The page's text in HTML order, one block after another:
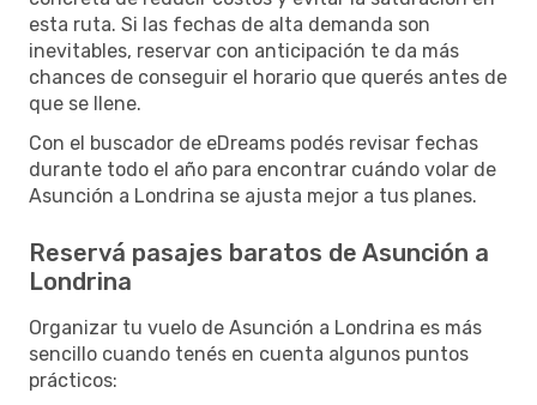
esta ruta. Si las fechas de alta demanda son
inevitables, reservar con anticipación te da más
chances de conseguir el horario que querés antes de
que se llene.
Con el buscador de eDreams podés revisar fechas
durante todo el año para encontrar cuándo volar de
Asunción a Londrina se ajusta mejor a tus planes.
Reservá pasajes baratos de Asunción a
Londrina
Organizar tu vuelo de Asunción a Londrina es más
sencillo cuando tenés en cuenta algunos puntos
prácticos: